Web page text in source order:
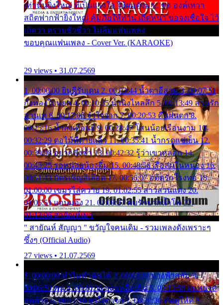
เท่านั้นยิ่งใหญ่ ที่เป็นแรงใจ ให้ผมดังมา.. ขอ องค์เทวา
สถิตฟากฟ้ายิ่งใหญ่ คุ้มภัยให้ท่าน เถิดหนา ขอจงเชื่อใจ ไว้
เถิดว่า ตราบชั่วชีวา ไม่ลืมแฟนเพลง
ขอบคุณแฟนเพลง - Cover Ver. (KARAOKE)
29 views • 31.07.2569
1. 00:00:00 ยินดีรับเดน 2. 00:03:44 น้ำตาอีสาน 3. 00:07:51
กิ่งทองใบหยก 4. 00:10:35 น้ำนิ่งไหลลึก 5. 00:13:49 ลานรัก
ลานเท 6. 00:17:06 จำใจจาก 7. 00:20:53 คืนฝนตก 8.
00:25:16 น้ำลงเดือนยี่ 9. 00:28:47 โสนน้อยเรือนงาม 10.
00:32:29 ตอไม้ที่ตายแล้ว 11. 00:35:41 น้ำกรดแช่เย็น 12.
00:39:08 อยากฟังซ้ำ 13. 00:42:32 รู้ว่าเขาหลอก 14.
00:45:25 รอหน่อยน้องติ๋ม 15. 00:48:56 เรือล่มในหนอง 16.
00:51:43 บัตรเชิญสีเลือด 17. 00:56:07 อดีตรักโรงทอ 18.
01:00:00 เขมรไล่ควาย 19. 01:02:55 สาวสวนแตง 20.
01:05:51 แอบมอง 21. 01:09:27 พบรักปากน้ำโพ 22.
01:13:06 สายัณห์เมา
" สายัณห์ สัญญา " ขวัญใจคนเดิม - รวมเพลงดังเพราะๆ
ซึ้งๆ (Official Audio)
27 views • 21.07.2569
1. 00:00:00 ทำไมทำฉันได้ 2. 00:03:20 นางฟ้าสลัม 3.
00:06:50 คน 4. 00:10:36 บุญเหลือเกิน 5. 00:13:58 ฝนหยาด
สุดท้าย 6. 00:17:30 ยาใจยาจก 7. 00:20:30 คิดดูให้ดี 8.